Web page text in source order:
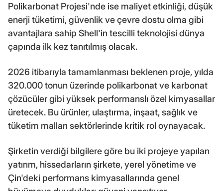
Polikarbonat Projesi'nde ise maliyet etkinliği, düşük
enerji tüketimi, güvenlik ve çevre dostu olma gibi
avantajlara sahip Shell'in tescilli teknolojisi dünya
çapında ilk kez tanıtılmış olacak.
2026 itibarıyla tamamlanması beklenen proje, yılda
320.000 tonun üzerinde polikarbonat ve karbonat
çözücüler gibi yüksek performanslı özel kimyasallar
üretecek. Bu ürünler, ulaştırma, inşaat, sağlık ve
tüketim malları sektörlerinde kritik rol oynayacak.
Şirketin verdiği bilgilere göre bu iki projeye yapılan
yatırım, hissedarların şirkete, yerel yönetime ve
Çin'deki performans kimyasallarında genel